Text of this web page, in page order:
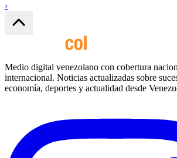
›
Medio digital venezolano con cobertura
internacional. Noticias actualizadas sobre
economía, deportes y actualidad desde